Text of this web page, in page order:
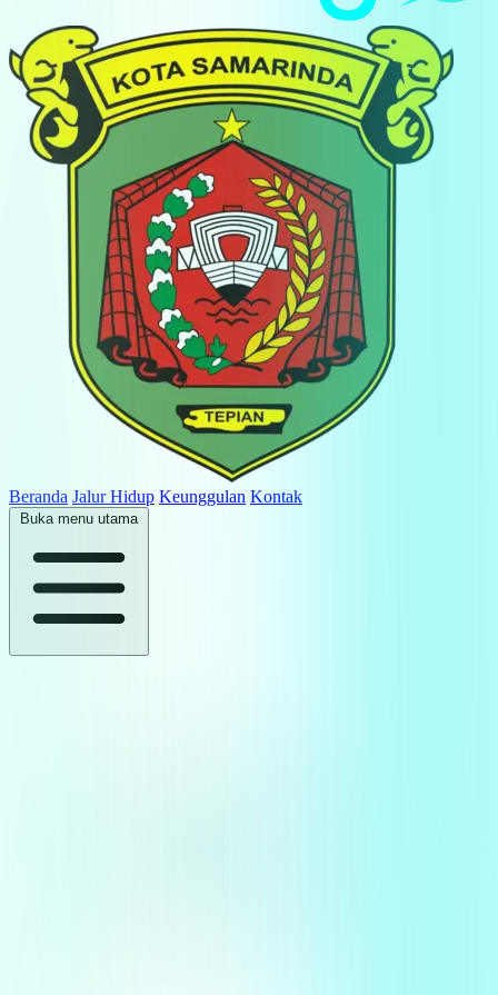
Beranda Jalur Hidup Keunggulan Kontak
Buka menu utama